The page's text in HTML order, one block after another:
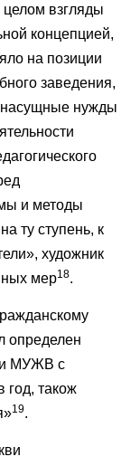
взгляды
концепцией,
на позиции
заведения,
насущные нужды
и методы
ту ступень, к
художник
мер18.
определен
МУЖВ с
год, також
19.